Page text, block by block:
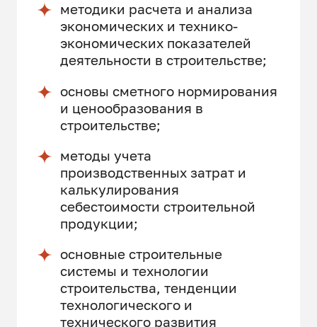
методики расчета и анализа
экономических и технико-
экономических показателей
деятельности в строительстве;
основы сметного нормирования
и ценообразования в
строительстве;
методы учета
производственных затрат и
калькулирования
себестоимости строительной
продукции;
основные строительные
системы и технологии
строительства, тенденции
технологического и
технического развития